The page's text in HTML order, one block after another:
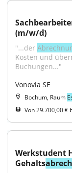
(m/w/d)
"...der
Kosten und
Buchungen..."
Vonovia SE
Bochum, Raum
Von 29.700,00 €
Werkstudent
Gehalts